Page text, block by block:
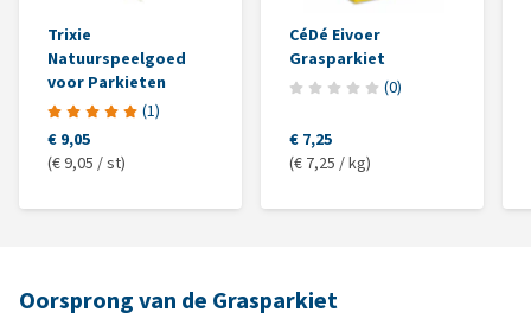
Trixie
Natuurspeelgoed
voor Parkieten
(1)
€ 9,05
(€ 9,05 / st)
CéDé Eivoer
Grasparkiet
(0)
€ 7,25
(€ 7,25 / kg)
Oorsprong van de Grasparkiet